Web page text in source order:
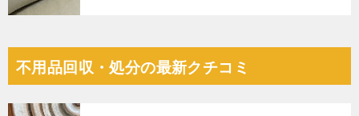
不用品回収・処分の最新クチコミ